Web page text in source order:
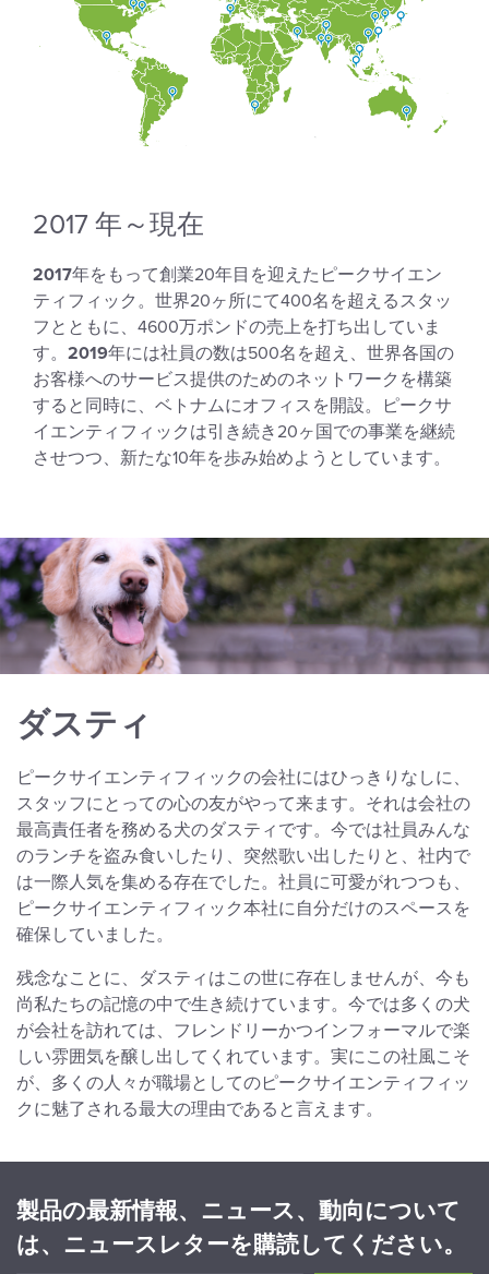
2017 年～現在
2017年をもって創業20年目を迎えたピークサイエン
ティフィック。世界20ヶ所にて400名を超えるスタッ
フとともに、4600万ポンドの売上を打ち出していま
す。 2019年には社員の数は500名を超え、世界各国の
お客様へのサービス提供のためのネットワークを構築
すると同時に、ベトナムにオフィスを開設。ピークサ
イエンティフィックは引き続き20ヶ国での事業を継続
させつつ、新たな10年を歩み始めようとしています。
ダスティ
ピークサイエンティフィックの会社にはひっきりなしに、
スタッフにとっての心の友がやって来ます。それは会社の
最高責任者を務める犬のダスティです。今では社員みんな
のランチを盗み食いしたり、突然歌い出したりと、社内で
は一際人気を集める存在でした。社員に可愛がれつつも、
ピークサイエンティフィック本社に自分だけのスペースを
確保していました。
残念なことに、ダスティはこの世に存在しませんが、今も
尚私たちの記憶の中で生き続けています。今では多くの犬
が会社を訪れては、フレンドリーかつインフォーマルで楽
しい雰囲気を醸し出してくれています。実にこの社風こそ
が、多くの人々が職場としてのピークサイエンティフィッ
クに魅了される最大の理由であると言えます。
製品の最新情報、ニュース、動向について
は、ニュースレターを購読してください。